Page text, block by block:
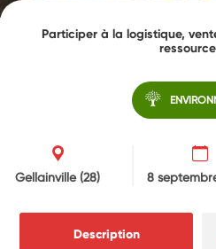
Participer à la logistique,
Gellainville(28) 8
Description